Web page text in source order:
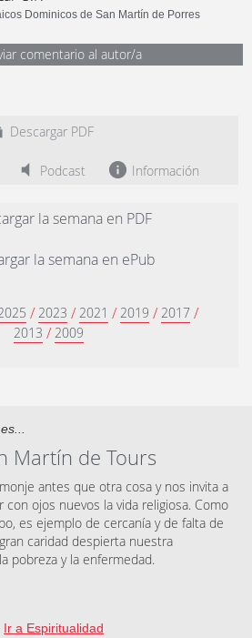
Dominicos de San Martín de Porres
comentario al autor/a
Descargar PDF
Podcast Información
la semana en PDF
la semana en ePub
/ 2023 / 2021 / 2019 / 2017 /
2013 / 2009
Martín de Tours
antes que otra cosa y nos invita a
con ojos nuevos la vida religiosa. Como
es ejemplo de cercanía y de falta de
caridad despierta nuestra
pobreza y la enfermedad.
Ir a Espiritualidad